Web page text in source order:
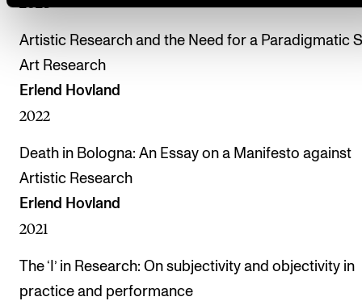
Artistic Research and the Need for a Paradigmatic
Art Research
Erlend Hovland
2022
Death in Bologna: An Essay on a Manifesto against
Artistic Research
Erlend Hovland
2021
The ‘I’ in Research: On subjectivity and objectivity in
practice and performance